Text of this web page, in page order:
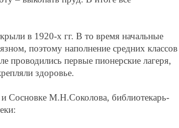
в 1920-х гг. В то время начальные
поэтому наполнение средних классов
проводились первые пионерские лагеря,
здоровье.
Сосновке М.Н.Соколова, библиотекарь-